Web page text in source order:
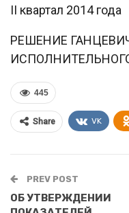
II квартал 2014 года
РЕШЕНИЕ
445
Share VK
PREV POST
ОБ УТВЕРЖДЕНИИ